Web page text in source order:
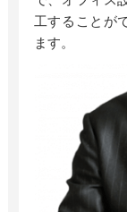
工することが
ます。